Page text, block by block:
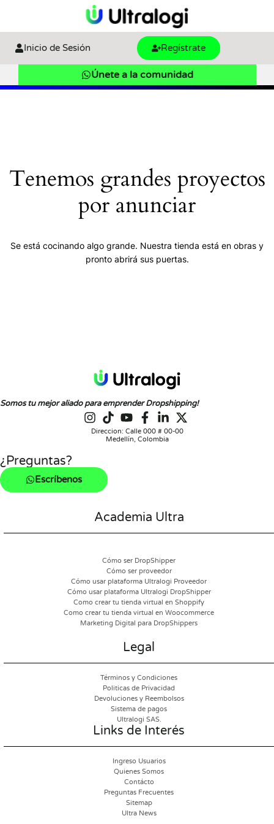
Inicio de Sesión Regístrate
Únete a la comunidad
Tenemos grandes proyectos
por anunciar
Se está cocinando algo grande. Nuestra tienda está en obras y
pronto abrirá sus puertas.
Somos tu mejor aliado para emprender Dropshipping!
Direccion: Calle 000 # 00-00
Medellín, Colombia
¿Preguntas?
Escríbenos
Academia Ultra
Cómo ser DropShipper
Cómo ser proveedor
Cómo usar plataforma Ultralogi Proveedor
Cómo usar plataforma Ultralogi DropShipper
Como crear tu tienda virtual en Shoppify
Como crear tu tienda virtual en Woocommerce
Marketing Digital para DropShippers
Legal
Términos y Condiciones
Politicas de Privacidad
Devoluciones y Reembolsos
Sistema de pagos
Ultralogi SAS.
Links de Interés
Ingreso Usuarios
Quienes Somos
Contácto
Preguntas Frecuentes
Sitemap
Ultra News